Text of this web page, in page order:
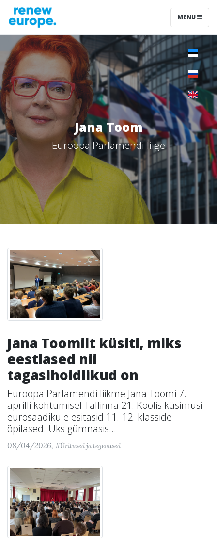
MENU
Jana Toom
Euroopa Parlamendi liige
Jana Toomilt küsiti, miks
eestlased nii
tagasihoidlikud on
Euroopa Parlamendi liikme Jana Toomi 7.
aprilli kohtumisel Tallinna 21. Koolis küsimusi
eurosaadikule esitasid 11.-12. klasside
õpilased. Üks gümnasis...
08/04/2026, #Üritused ja tegevused